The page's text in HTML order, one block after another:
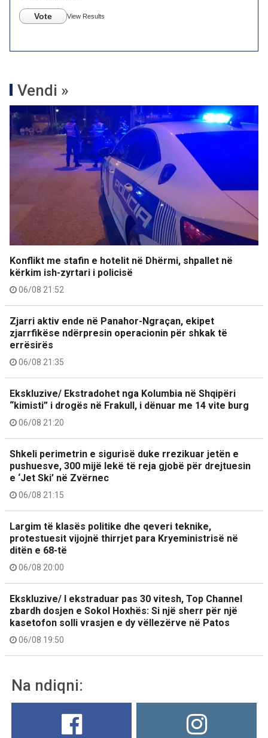
Vote View Results
Vendi »
Konflikt me stafin e hotelit në Dhërmi, shpallet në
kërkim ish-zyrtari i policisë
06/08 21:52
Zjarri aktiv ende në Panahor-Ngraçan, ekipet
zjarrfikëse ndërpresin operacionin për shkak të
errësirës
06/08 21:35
Ekskluzive/ Ekstradohet nga Kolumbia në Shqipëri
“kimisti” i drogës në Frakull, i dënuar me 14 vite burg
06/08 21:20
Shkeli perimetrin e sigurisë duke rrezikuar jetën e
pushuesve, 300 mijë lekë të reja gjobë për drejtuesin
e ‘Jet Ski’ në Zvërnec
06/08 21:15
Largim të klasës politike dhe qeveri teknike,
protestuesit vijojnë thirrjet para Kryeministrisë në
ditën e 68-të
06/08 20:00
Ekskluzive/ I ekstraduar pas 30 vitesh, Top Channel
zbardh dosjen e Sokol Hoxhës: Si një sherr për një
kasetofon solli vrasjen e dy vëllezërve në Patos
06/08 19:50
Na ndiqni: